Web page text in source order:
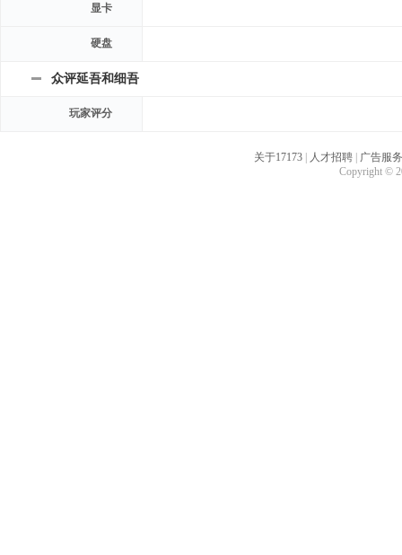
显卡
硬盘
众评延吾和细吾
玩家评分
关于17173 人才招聘
广告服务
Copyright ©